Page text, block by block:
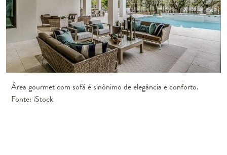
Área gourmet com sofá é sinônimo de elegância e conforto.
Fonte: iStock